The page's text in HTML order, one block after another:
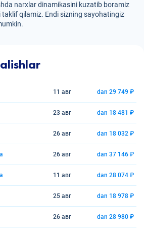
narxlar dinamikasini kuzatib boramiz
qilamiz. Endi sizning sayohatingiz
11 авг dan 29 749 ₽
23 авг dan 18 481 ₽
26 авг dan 18 032 ₽
26 авг dan 37 146 ₽
11 авг dan 28 074 ₽
25 авг dan 18 978 ₽
26 авг dan 28 980 ₽